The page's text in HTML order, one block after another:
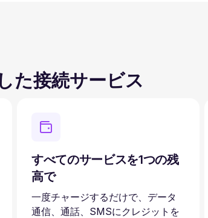
た接続サービス
すべてのサービスを1つの残
高で
一度チャージするだけで、データ
通信、通話、SMSにクレジットを